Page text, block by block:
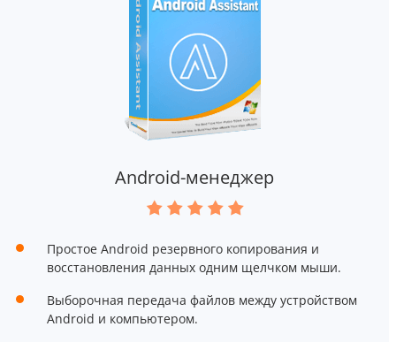
Android-менеджер
Простое Android резервного копирования и
восстановления данных одним щелчком мыши.
Выборочная передача файлов между устройством
Android и компьютером.